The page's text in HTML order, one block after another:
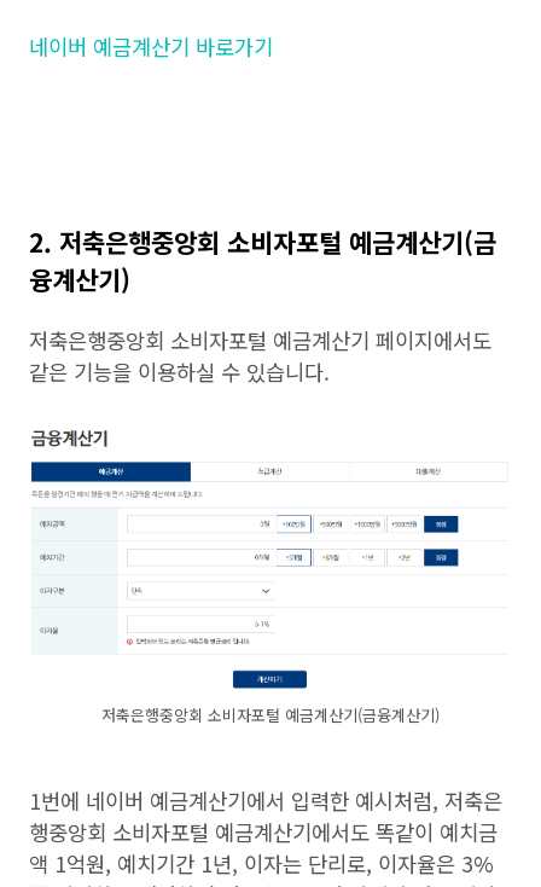
네이버 예금계산기 바로가기
2. 저축은행중앙회 소비자포털 예금계산기(금
융계산기)
저축은행중앙회 소비자포털 예금계산기 페이지에서도
같은 기능을 이용하실 수 있습니다.
저축은행중앙회 소비자포털 예금계산기(금융계산기)
1번에 네이버 예금계산기에서 입력한 예시처럼, 저축은
행중앙회 소비자포털 예금계산기에서도 똑같이 예치금
액 1억원, 예치기간 1년, 이자는 단리로, 이자율은 3%